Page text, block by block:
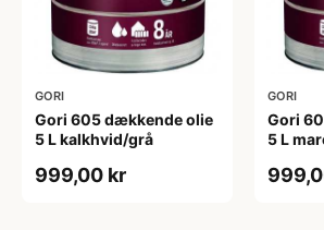
GORI
Gori 605 dækkende olie
5 L kalkhvid/grå
999,00 kr
GORI
Gori
5 L